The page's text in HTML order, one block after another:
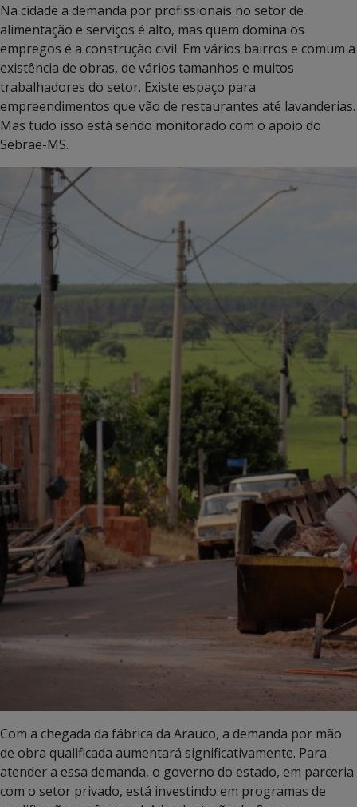
Na cidade a demanda por profissionais no setor de
alimentação e serviços é alto, mas quem domina os
empregos é a construção civil. Em vários bairros e comum a
existência de obras, de vários tamanhos e muitos
trabalhadores do setor. Existe espaço para
empreendimentos que vão de restaurantes até lavanderias.
Mas tudo isso está sendo monitorado com o apoio do
Sebrae-MS.
Com a chegada da fábrica da Arauco, a demanda por mão
de obra qualificada aumentará significativamente. Para
atender a essa demanda, o governo do estado, em parceria
com o setor privado, está investindo em programas de